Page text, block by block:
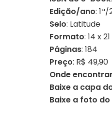
Edição/ano:
Selo: Latitude
Formato: 14 x
Páginas: 184
Preço: R$ 49,90
Onde encontrar
Baixe a capa
Baixe a foto